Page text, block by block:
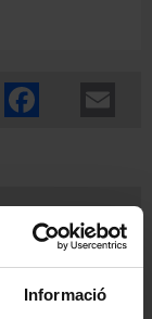
Informació